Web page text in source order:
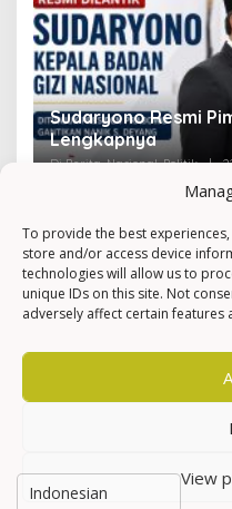
To provide the best
store and/or access device
technologies will allow us to
unique IDs on this site. Not
adversely affect certain features
View
Sudaryono Resmi
Lengkapnya
Di Berita, Nasional, Politik |
Hak Cipta © Newkarma
Indeks Berita